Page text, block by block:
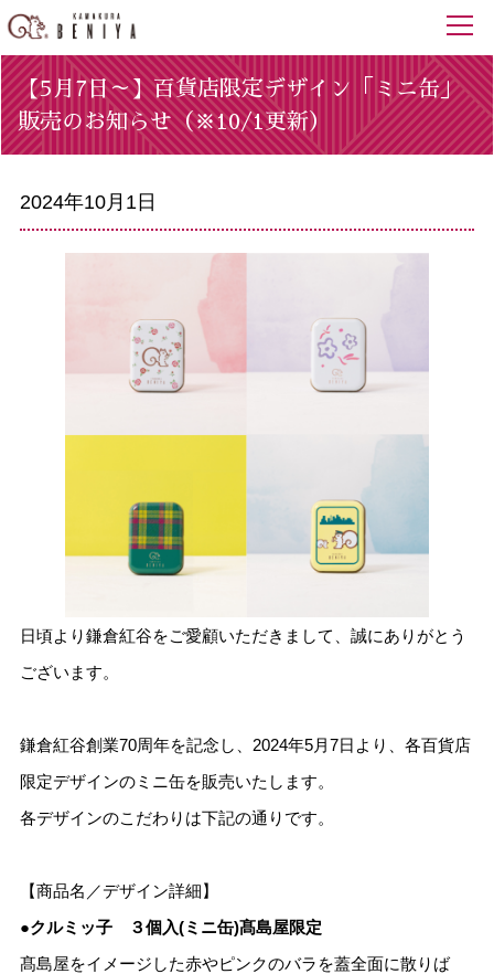
【5月7日～】百貨店限定デザイン「ミニ缶」
販売のお知らせ（※10/1更新）
2024年10月1日
日頃より鎌倉紅谷をご愛顧いただきまして、誠にありがとう
ございます。
鎌倉紅谷創業70周年を記念し、2024年5月7日より、各百貨店
限定デザインのミニ缶を販売いたします。
各デザインのこだわりは下記の通りです。
【商品名／デザイン詳細】
●クルミッ子 ３個入(ミニ缶)髙島屋限定
髙島屋をイメージした赤やピンクのバラを蓋全面に散りば